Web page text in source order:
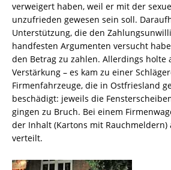
verweigert haben, weil er mit der
unzufrieden gewesen sein soll.
Unterstützung, die den
handfesten Argumenten versucht
den Betrag zu zahlen. Allerdings holte
Verstärkung – es kam zu einer
Firmenfahrzeuge, die in Ostfriesland
beschädigt: jeweils die
gingen zu Bruch. Bei einem
der Inhalt (Kartons mit Rauchmeldern)
verteilt.